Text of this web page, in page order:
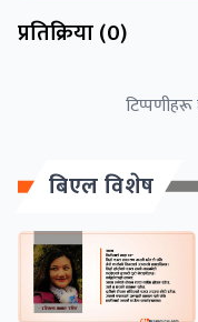
प्रतिक्रिया (0)
बिएल विशेष